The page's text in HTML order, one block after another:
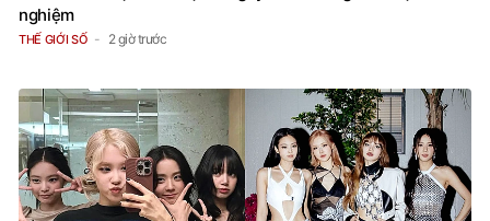
nghiệm
THẾ GIỚI SỐ 2 giờ trước